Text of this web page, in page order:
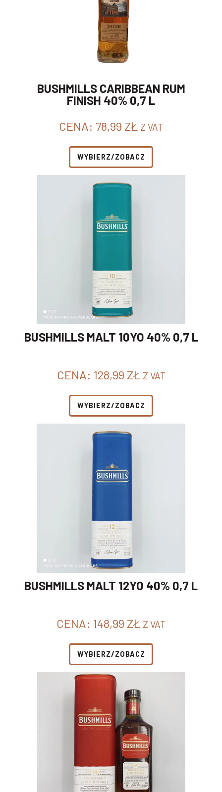
BUSHMILLS CARIBBEAN RUM
FINISH 40% 0,7 L
CENA: 78,99 ZŁ Z VAT
WYBIERZ/ZOBACZ
BUSHMILLS MALT 10YO 40% 0,7 L
CENA: 128,99 ZŁ Z VAT
WYBIERZ/ZOBACZ
BUSHMILLS MALT 12YO 40% 0,7 L
CENA: 148,99 ZŁ Z VAT
WYBIERZ/ZOBACZ